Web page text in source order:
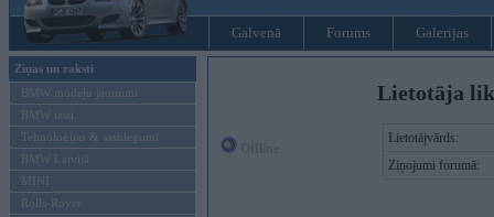
Galvenā Forums Galerijas
Ziņas un raksti
BMW modeļu jaunumi
BMW testi
Tehnoloģijas & sasniegumi
BMW Latvijā
MINI
Rolls-Royce
Lietotāja
Lietotājvārds:
Ziņojumi forumā: